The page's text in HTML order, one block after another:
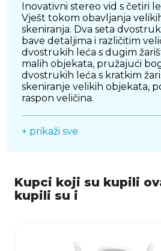
Inovativni stereo vid s četiri
Vješt tokom obavljanja
skeniranja. Dva seta
bave detaljima i različitim
dvostrukih leća s dugim
malih objekata, pružajući
dvostrukih leća s kratkim
skeniranje velikih objekata,
raspon veličina.
mm, od sitnih novčića do
pokriveno jednim skenerom.
skeniranja kreću se od 110
Anti-shake, glatko i
+ prikaži sve
Kupci koji su kupili
kupili su i